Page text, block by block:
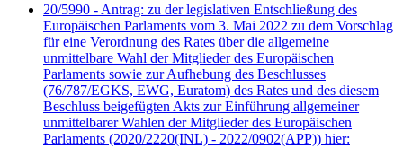
20/5990 - Antrag: zu der legislativen Entschließung des
Europäischen Parlaments vom 3. Mai 2022 zu dem Vorschlag
für eine Verordnung des Rates über die allgemeine
unmittelbare Wahl der Mitglieder des Europäischen
Parlaments sowie zur Aufhebung des Beschlusses
(76/787/EGKS, EWG, Euratom) des Rates und des diesem
Beschluss beigefügten Akts zur Einführung allgemeiner
unmittelbarer Wahlen der Mitglieder des Europäischen
Parlaments (2020/2220(INL) - 2022/0902(APP)) hier: